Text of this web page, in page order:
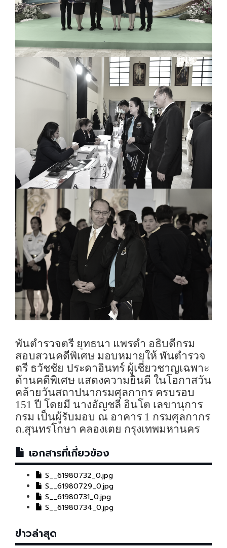
พันตํารวจตรี ยุทธนา แพรดํา อธิบดีกรม
สอบสวนคดีพิเศษ มอบหมายให้ พันตำรวจ
ตรี ธวัชชัย ประดาอินทร์ ผู้เชี่ยวชาญเฉพาะ
ด้านคดีพิเศษ แสดงความยินดี ในโอกาสวัน
คล้ายวันสถาปนากรมศุลกากร ครบรอบ
151 ปี โดยมี นางอัญชลี อินโต เลขานุการ
กรม เป็นผู้รับมอบ ณ อาคาร 1 กรมศุลกากร
ถ.สุนทรโกษา คลองเตย กรุงเทพมหานคร
เอกสารที่เกี่ยวข้อง
S__61980732_0.jpg
S__61980729_0.jpg
S__61980731_0.jpg
S__61980734_0.jpg
ข่าวล่าสุด